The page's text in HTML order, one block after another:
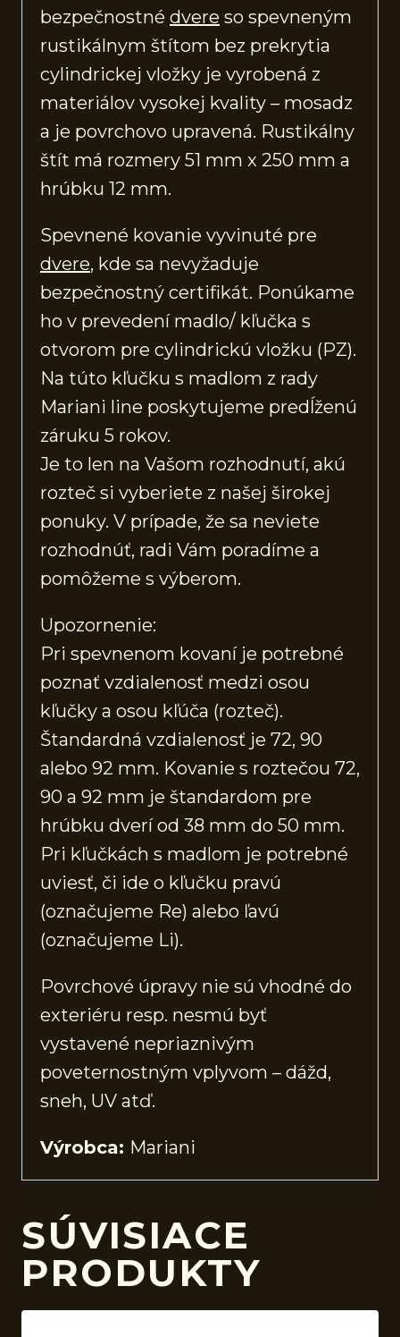
bezpečnostné dvere so spevneným
rustikálnym štítom bez prekrytia
cylindrickej vložky je vyrobená z
materiálov vysokej kvality – mosadz
a je povrchovo upravená. Rustikálny
štít má rozmery 51 mm x 250 mm a
hrúbku 12 mm.
Spevnené kovanie vyvinuté pre
dvere, kde sa nevyžaduje
bezpečnostný certifikát. Ponúkame
ho v prevedení madlo/ kľučka s
otvorom pre cylindrickú vložku (PZ).
Na túto kľučku s madlom z rady
Mariani line poskytujeme predĺženú
záruku 5 rokov.
Je to len na Vašom rozhodnutí, akú
rozteč si vyberiete z našej širokej
ponuky. V prípade, že sa neviete
rozhodnúť, radi Vám poradíme a
pomôžeme s výberom.
Upozornenie:
Pri spevnenom kovaní je potrebné
poznať vzdialenosť medzi osou
kľučky a osou kľúča (rozteč).
Štandardná vzdialenosť je 72, 90
alebo 92 mm. Kovanie s roztečou 72,
90 a 92 mm je štandardom pre
hrúbku dverí od 38 mm do 50 mm.
Pri kľučkách s madlom je potrebné
uviesť, či ide o kľučku pravú
(označujeme Re) alebo ľavú
(označujeme Li).
Povrchové úpravy nie sú vhodné do
exteriéru resp. nesmú byť
vystavené nepriaznivým
poveternostným vplyvom – dážd,
sneh, UV atď.
Výrobca: Mariani
SÚVISIACE
PRODUKTY